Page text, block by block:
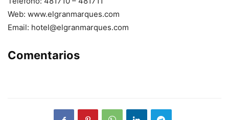
Web: www.elgranmarques.com
Email: hotel@elgranmarques.com
Comentarios